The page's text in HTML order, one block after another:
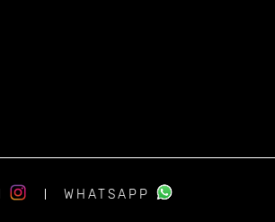
WHATSAPP